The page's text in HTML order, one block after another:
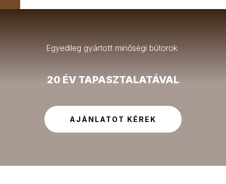
Egyedileg gyártott minőségi bútorok
20 ÉV TAPASZTALATÁVAL
AJÁNLATOT KÉREK